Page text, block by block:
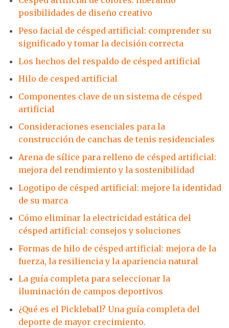
posibilidades de diseño creativo
Peso facial de césped artificial: comprender su
significado y tomar la decisión correcta
Los hechos del respaldo de césped artificial
Hilo de cesped artificial
Componentes clave de un sistema de césped
artificial
Consideraciones esenciales para la
construcción de canchas de tenis residenciales
Arena de sílice para relleno de césped artificial:
mejora del rendimiento y la sostenibilidad
Logotipo de césped artificial: mejore la identidad
de su marca
Cómo eliminar la electricidad estática del
césped artificial: consejos y soluciones
Formas de hilo de césped artificial: mejora de la
fuerza, la resiliencia y la apariencia natural
La guía completa para seleccionar la
iluminación de campos deportivos
¿Qué es el Pickleball? Una guía completa del
deporte de mayor crecimiento.